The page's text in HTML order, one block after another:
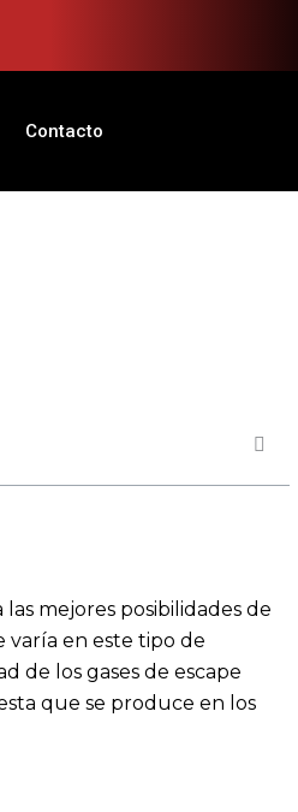
Contacto
mejores posibilidades de
varía en este tipo de
de los gases de escape
que se produce en los